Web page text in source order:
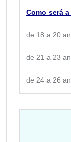
Como será
de 18 a 20
de 21 a 23
de 24 a 26